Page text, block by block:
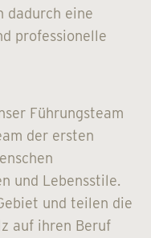
dadurch eine
professionelle
Führungsteam
der ersten
und Lebensstile.
und teilen die
auf ihren Beruf